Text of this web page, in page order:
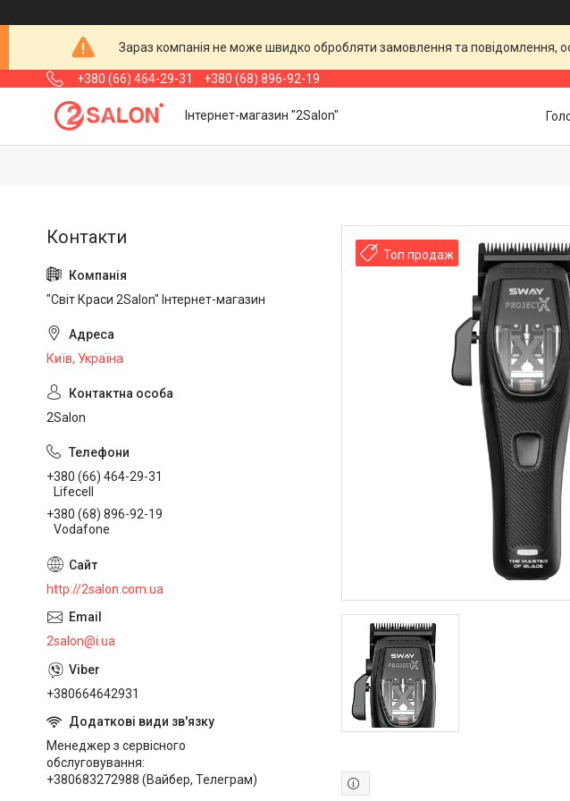
Зараз компанія не може швидко обробляти замовлення та повідомлення,
+380 (66) 464-29-31 +380 (68) 896-92-19
Інтернет-магазин "2Salon"
Топ продаж
"Світ Краси 2Salon" Інтернет-магазин
Київ, Україна
2Salon
+380 (66) 464-29-31
Lifecell
+380 (68) 896-92-19
Vodafone
http://2salon.com.ua
2salon@i.ua
+380664642931
Менеджер з сервісного
обслуговування
+380683272988 (Вайбер, Телеграм)